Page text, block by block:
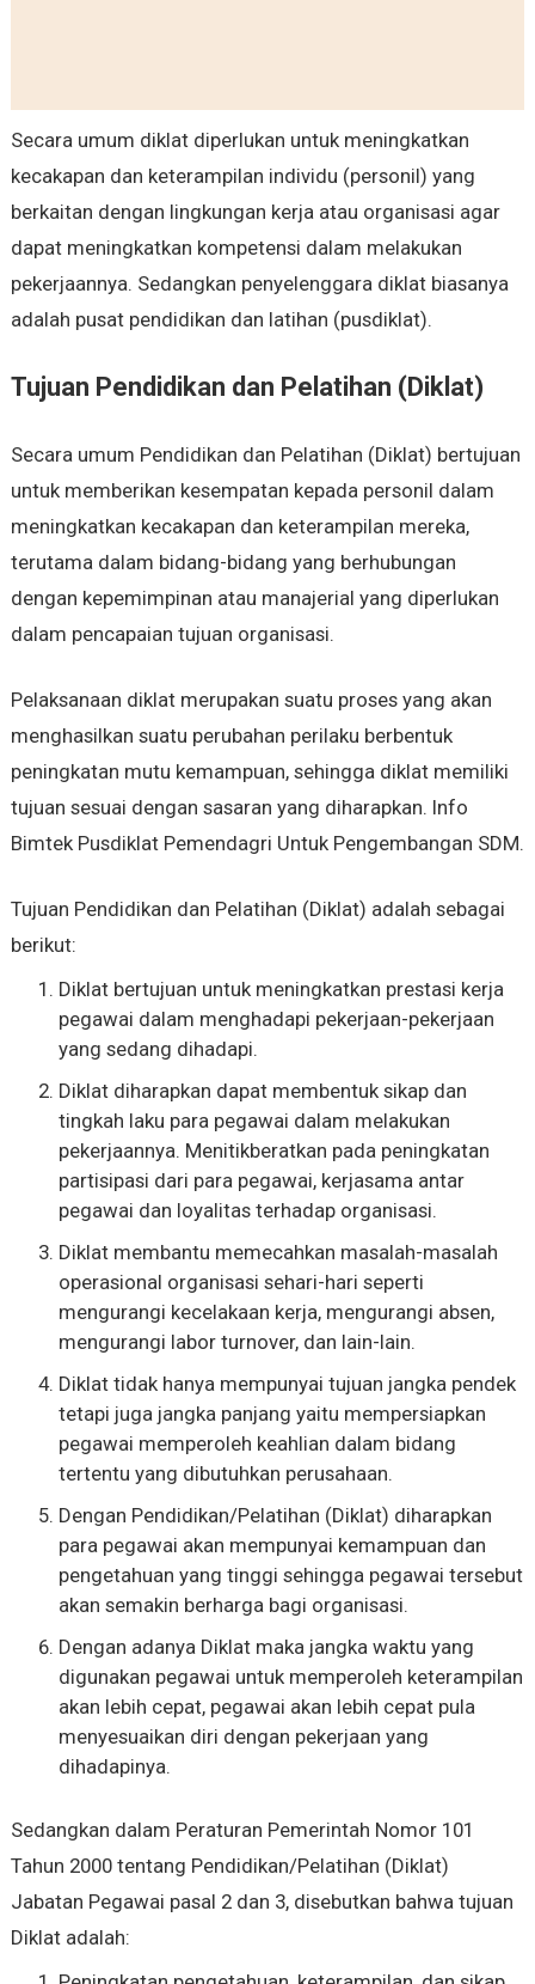
Secara umum diklat diperlukan untuk meningkatkan
kecakapan dan keterampilan individu (personil) yang
berkaitan dengan lingkungan kerja atau organisasi agar
dapat meningkatkan kompetensi dalam melakukan
pekerjaannya. Sedangkan penyelenggara diklat biasanya
adalah pusat pendidikan dan latihan (pusdiklat).
Tujuan Pendidikan dan Pelatihan (Diklat)
Secara umum Pendidikan dan Pelatihan (Diklat) bertujuan
untuk memberikan kesempatan kepada personil dalam
meningkatkan kecakapan dan keterampilan mereka,
terutama dalam bidang-bidang yang berhubungan
dengan kepemimpinan atau manajerial yang diperlukan
dalam pencapaian tujuan organisasi.
Pelaksanaan diklat merupakan suatu proses yang akan
menghasilkan suatu perubahan perilaku berbentuk
peningkatan mutu kemampuan, sehingga diklat memiliki
tujuan sesuai dengan sasaran yang diharapkan. Info
Bimtek Pusdiklat Pemendagri Untuk Pengembangan SDM.
Tujuan Pendidikan dan Pelatihan (Diklat) adalah sebagai
berikut:
Diklat bertujuan untuk meningkatkan prestasi kerja
pegawai dalam menghadapi pekerjaan-pekerjaan
yang sedang dihadapi.
Diklat diharapkan dapat membentuk sikap dan
tingkah laku para pegawai dalam melakukan
pekerjaannya. Menitikberatkan pada peningkatan
partisipasi dari para pegawai, kerjasama antar
pegawai dan loyalitas terhadap organisasi.
Diklat membantu memecahkan masalah-masalah
operasional organisasi sehari-hari seperti
mengurangi kecelakaan kerja, mengurangi absen,
mengurangi labor turnover, dan lain-lain.
Diklat tidak hanya mempunyai tujuan jangka pendek
tetapi juga jangka panjang yaitu mempersiapkan
pegawai memperoleh keahlian dalam bidang
tertentu yang dibutuhkan perusahaan.
Dengan Pendidikan/Pelatihan (Diklat) diharapkan
para pegawai akan mempunyai kemampuan dan
pengetahuan yang tinggi sehingga pegawai tersebut
akan semakin berharga bagi organisasi.
Dengan adanya Diklat maka jangka waktu yang
digunakan pegawai untuk memperoleh keterampilan
akan lebih cepat, pegawai akan lebih cepat pula
menyesuaikan diri dengan pekerjaan yang
dihadapinya.
Sedangkan dalam Peraturan Pemerintah Nomor 101
Tahun 2000 tentang Pendidikan/Pelatihan (Diklat)
Jabatan Pegawai pasal 2 dan 3, disebutkan bahwa tujuan
Diklat adalah: